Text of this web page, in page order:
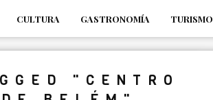
CULTURA GASTRONOMÍA TURISMO
"CENTRO